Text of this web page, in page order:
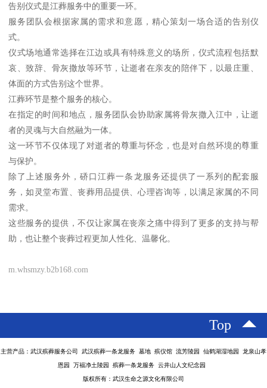
告别仪式是江葬服务中的重要一环。
服务团队会根据家属的需求和意愿，精心策划一场合适的告别仪
式。
仪式场地通常选择在江边或具有特殊意义的场所，仪式流程包括默
哀、致辞、骨灰撒放等环节，让逝者在亲友的陪伴下，以最庄重、
体面的方式告别这个世界。
江葬环节是整个服务的核心。
在指定的时间和地点，服务团队会协助家属将骨灰撒入江中，让逝
者的灵魂与大自然融为一体。
这一环节不仅体现了对逝者的尊重与怀念，也是对自然环境的尊重
与保护。
除了上述服务外，硚口江葬一条龙服务还提供了一系列的配套服
务，如灵堂布置、丧葬用品提供、心理咨询等，以满足家属的不同
需求。
这些服务的提供，不仅让家属在丧亲之痛中得到了更多的支持与帮
助，也让整个丧葬过程更加人性化、温馨化。
m.whsmzy.b2b168.com
Top
主营产品：武汉殡葬服务公司 武汉殡葬一条龙服务 墓地 殡仪馆 流芳陵园 仙鹤湖湿地园 龙泉山孝
恩园 万福净土陵园 殡葬一条龙服务 云井山人文纪念园
版权所有：武汉生命之源文化有限公司